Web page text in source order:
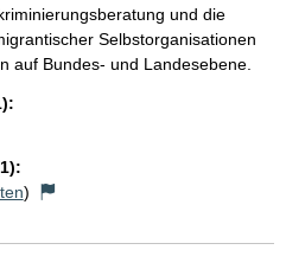
und die
Selbstorganisationen
auf Bundes- und Landesebene.
)